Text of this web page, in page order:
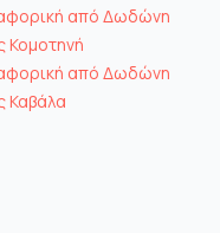
από Δωδώνη
Κομοτηνή
από Δωδώνη
Καβάλα